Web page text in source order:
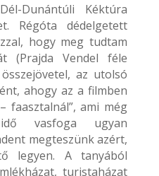
Dunántúli Kéktúra
Régóta dédelgetett
hogy meg tudtam
(Prajda Vendel féle
az utolsó
ahogy az a filmben
faasztalnál”, ami még
vasfoga ugyan
megteszünk azért,
legyen. A tanyából
turistaházat